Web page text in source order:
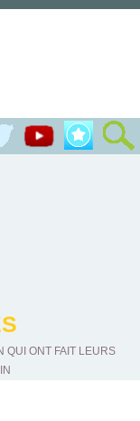
QUI ONT FAIT LEURS